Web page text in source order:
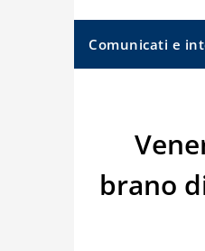
Comunicati e
brano